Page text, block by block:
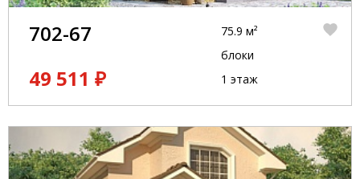
702-67
49 511 ₽
75.9 м²
блоки
1 этаж